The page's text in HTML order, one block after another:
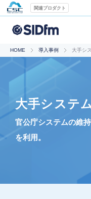
関連プロダクト
HOME 導入事例 大手シ
大手システ
官公庁システムの維
を利用。